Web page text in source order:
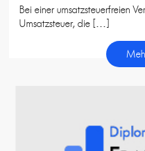
Bei einer umsatzsteuerfreien
Umsatzsteuer, die […]